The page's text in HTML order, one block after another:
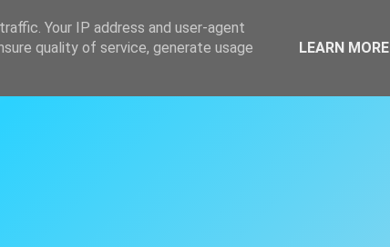
Your IP address and user-agent
quality of service, generate usage
LEARN MORE